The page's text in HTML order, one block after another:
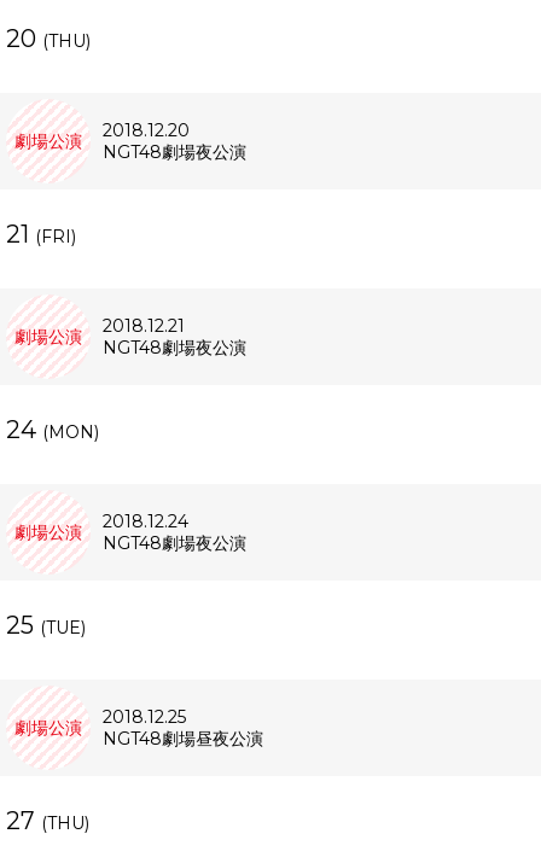
20 (THU)
劇場公演
2018.12.20
NGT48劇場夜公演
21 (FRI)
劇場公演
2018.12.21
NGT48劇場夜公演
24 (MON)
劇場公演
2018.12.24
NGT48劇場夜公演
25 (TUE)
劇場公演
2018.12.25
NGT48劇場昼夜公演
27 (THU)